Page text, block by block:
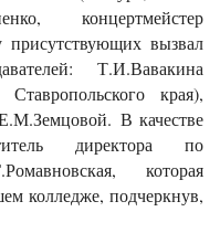
концертмейстер
вызвал
Т.И.Вавакина
края),
В качестве
директора по
которая
колледже, подчеркнув,